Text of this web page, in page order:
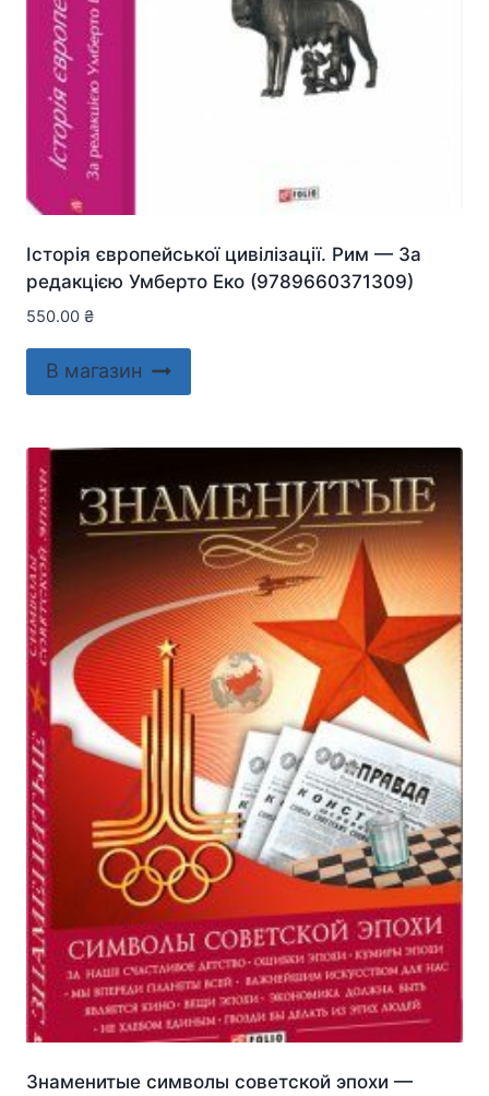
Історія європейської цивілізації. Рим — За
редакцією Умберто Еко (9789660371309)
550.00 ₴
В магазин
Знаменитые символы советской эпохи —